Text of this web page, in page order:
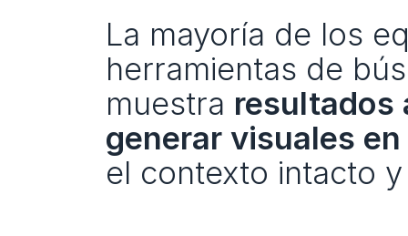
La mayoría de los
herramientas de
muestra resultados
generar visuales
el contexto intacto